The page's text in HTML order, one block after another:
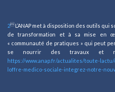
2L’ANAP met à disposition des outils
de transformation et à sa mise en
« communauté de pratiques » qui peut
se nourrir des travaux et
https://www.anap.fr/actualites/toute-
loffre-medico-sociale-integrez-notre-